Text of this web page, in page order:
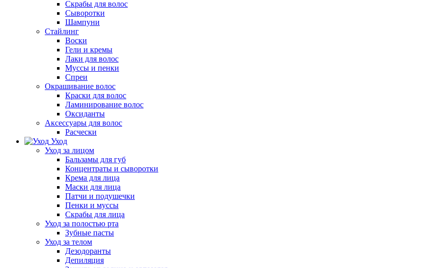
Скрабы для волос
Сыворотки
Шампуни
Стайлинг
Воски
Гели и кремы
Лаки для волос
Муссы и пенки
Спреи
Окрашивание волос
Краски для волос
Ламинирование волос
Оксиданты
Аксессуары для волос
Расчески
Уход
Уход за лицом
Бальзамы для губ
Концентраты и сыворотки
Крема для лица
Маски для лица
Патчи и подушечки
Пенки и муссы
Скрабы для лица
Уход за полостью рта
Зубные пасты
Уход за телом
Дезодоранты
Депиляция